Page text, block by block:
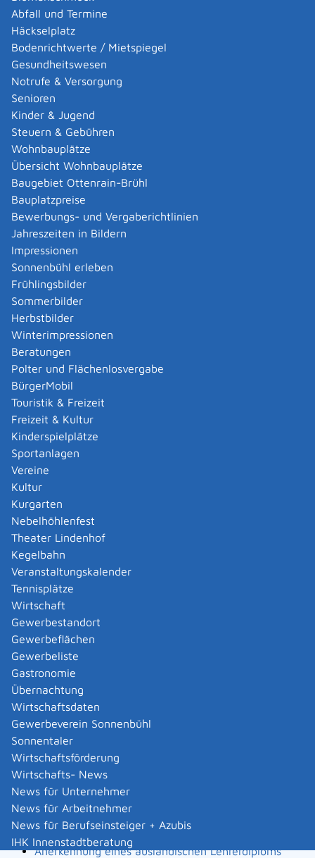
Abfall und Termine
Häckselplatz
Bodenrichtwerte / Mietspiegel
Gesundheitswesen
Notrufe & Versorgung
Senioren
Kinder & Jugend
Steuern & Gebühren
Wohnbauplätze
Übersicht Wohnbauplätze
Baugebiet Ottenrain-Brühl
Bauplatzpreise
Bewerbungs- und Vergaberichtlinien
Jahreszeiten in Bildern
Impressionen
Sonnenbühl erleben
Frühlingsbilder
Sommerbilder
Herbstbilder
Winterimpressionen
Beratungen
Polter und Flächenlosvergabe
BürgerMobil
Touristik & Freizeit
Freizeit & Kultur
Kinderspielplätze
Sportanlagen
Vereine
Kultur
Kurgarten
Nebelhöhlenfest
Theater Lindenhof
Kegelbahn
Veranstaltungskalender
Tennisplätze
Wirtschaft
Gewerbestandort
Gewerbeflächen
Gewerbeliste
Gastronomie
Übernachtung
Wirtschaftsdaten
Gewerbeverein Sonnenbühl
Sonnentaler
Wirtschaftsförderung
Wirtschafts- News
News für Unternehmer
News für Arbeitnehmer
News für Berufseinsteiger + Azubis
IHK Innenstadtberatung
aufnehmen
Adressänderung auf der eID-Karte beantragen
Adressbuch - Eintrag sperren lassen
Akademische Gesundheitsberufe - Anerkennung der
Weiterbildung beantragen
Akademische Grade, Titel und Bezeichnungen bei
anerkannten Spätaussiedlern - Gradumwandlungen
beantragen
Akademische Grade, Titel und Bezeichnungen von
ausländischen Hochschulen führen
Akteneinsicht in und außerhalb von
Verwaltungsverfahren beantragen
Allgemein bildende Schulen - zur Abendrealschule
anmelden
Als berechtigte Person Fahrzeugregisterauskunft
(Halterauskunft) beantragen
Als Servicedienstleisterin oder Servicedienstleister
im Rahmen der Geldwäscheaufsicht registrieren
Altenpfleger, Arbeitserzieher, Haus- und
Familienpfleger, Heilerziehungsassistent,
Heilpädagoge, Jugend- und Heimerzieher,
Sozialarbeiter, Sozialpädagoge mit ausländischer
Berufsausbildung – Erlaubnis zur Führung der
Berufsbezeichnung beantragen
Altersrente - Rente bei vorzeitigem Eintritt in den
Ruhestand beantragen
Altersrente für besonders langjährig Versicherte
beantragen
Altersrente für schwerbehinderte Menschen
beantragen
Amtliche Meldebestätigung ausstellen
Andere Strafanzeige stellen
Änderung bezüglich des Betriebs gentechnischer
Anlagen mitteilen
Änderung der Gemeinschaftslizenz beantragen
Änderung des Entwicklungsziels einer Ökokonto-
Maßnahme beantragen
Änderung des Wohnsitzes innerhalb derselben
Stadt oder Gemeinde melden
Änderung nach Beantragung oder bei Bezug von
Bürgergeld mitteilen
Änderung persönlicher Daten der Hochschule
mitteilen
Änderungen an die Krankenkasse melden
Anerkennung als gemeinnützige Stiftung
beantragen
Anerkennung als Pharmaberater beantragen
Anerkennung als Prüf-, Zertifizierung- oder
Überwachungsstelle (PÜZ-Stelle) nach
Landesbauordnung
Anerkennung eines ausländischen Lehrerdiploms